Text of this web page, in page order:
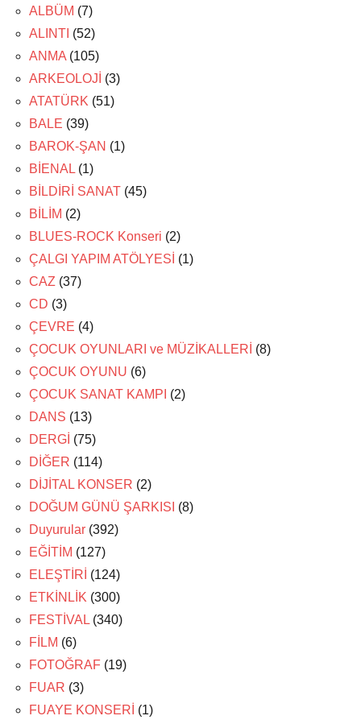
ALBÜM (7)
ALINTI (52)
ANMA (105)
ARKEOLOJİ (3)
ATATÜRK (51)
BALE (39)
BAROK-ŞAN (1)
BİENAL (1)
BİLDİRİ SANAT (45)
BİLİM (2)
BLUES-ROCK Konseri (2)
ÇALGI YAPIM ATÖLYESİ (1)
CAZ (37)
CD (3)
ÇEVRE (4)
ÇOCUK OYUNLARI ve MÜZİKALLERİ (8)
ÇOCUK OYUNU (6)
ÇOCUK SANAT KAMPI (2)
DANS (13)
DERGİ (75)
DİĞER (114)
DİJİTAL KONSER (2)
DOĞUM GÜNÜ ŞARKISI (8)
Duyurular (392)
EĞİTİM (127)
ELEŞTİRİ (124)
ETKİNLİK (300)
FESTİVAL (340)
FİLM (6)
FOTOĞRAF (19)
FUAR (3)
FUAYE KONSERİ (1)